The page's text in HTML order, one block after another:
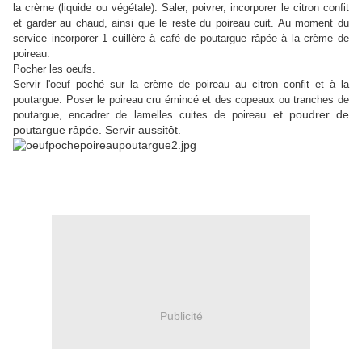
la crème (liquide ou végétale). Saler, poivrer, incorporer le citron confit
et garder au chaud, ainsi que le reste du poireau cuit. Au moment du
service incorporer 1 cuillère à café de poutargue râpée à la crème de
poireau.
Pocher les oeufs.
Servir l'oeuf poché sur la crème de poireau au citron confit et à la
poutargue. Poser le poireau cru émincé et des copeaux ou tranches de
poutargue, encadrer de lamelles cuites de poireau et poudrer de
poutargue râpée. Servir aussitôt.
Publicité